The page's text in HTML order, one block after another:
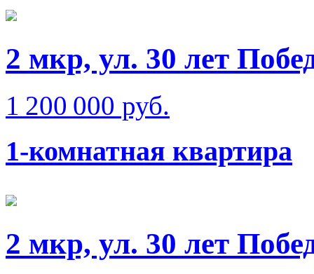
2 мкр, ул. 30 лет
1 200 000 руб.
1-комнатная квартира
2 мкр, ул. 30 лет